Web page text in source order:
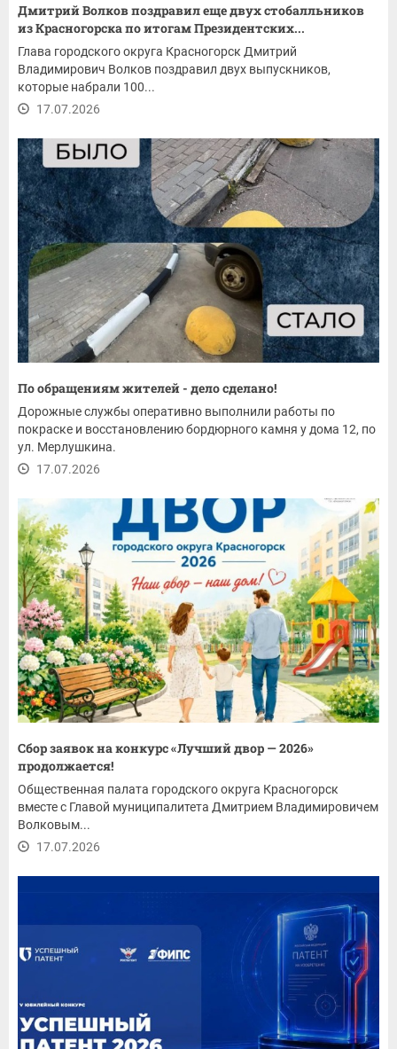
Дмитрий Волков поздравил еще двух стобалльников
из Красногорска по итогам Президентских...
Глава городского округа Красногорск Дмитрий
Владимирович Волков поздравил двух выпускников,
которые набрали 100...
17.07.2026
По обращениям жителей - дело сделано!
Дорожные службы оперативно выполнили работы по
покраске и восстановлению бордюрного камня у дома 12, по
ул. Мерлушкина.
17.07.2026
Сбор заявок на конкурс «Лучший двор — 2026»
продолжается!
Общественная палата городского округа Красногорск
вместе с Главой муниципалитета Дмитрием Владимировичем
Волковым...
17.07.2026